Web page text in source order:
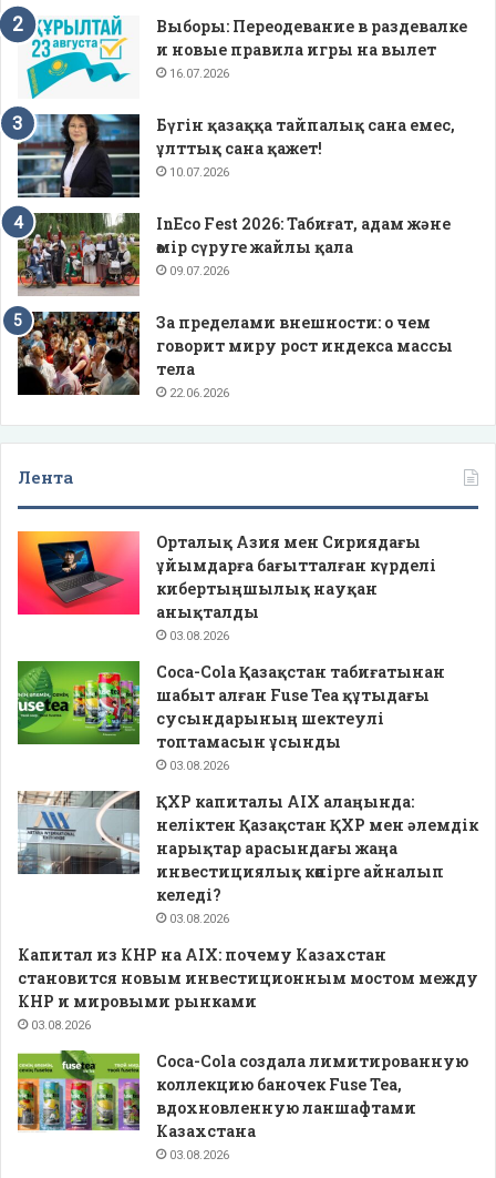
Выборы: Переодевание в раздевалке
и новые правила игры на вылет
16.07.2026
Бүгін қазаққа тайпалық сана емес,
ұлттық сана қажет!
10.07.2026
InEco Fest 2026: Табиғат, адам және
өмір сүруге жайлы қала
09.07.2026
За пределами внешности: о чем
говорит миру рост индекса массы
тела
22.06.2026
Лента
Орталық Азия мен Сириядағы
ұйымдарға бағытталған күрделі
кибертыңшылық науқан
анықталды
03.08.2026
Coca-Cola Қазақстан табиғатынан
шабыт алған Fuse Tea құтыдағы
сусындарының шектеулі
топтамасын ұсынды
03.08.2026
ҚХР капиталы AIX алаңында:
неліктен Қазақстан ҚХР мен әлемдік
нарықтар арасындағы жаңа
инвестициялық көпірге айналып
келеді?
03.08.2026
Капитал из КНР на AIX: почему Казахстан
становится новым инвестиционным мостом между
КНР и мировыми рынками
03.08.2026
Coca-Cola создала лимитированную
коллекцию баночек Fuse Tea,
вдохновленную ланшафтами
Казахстана
03.08.2026